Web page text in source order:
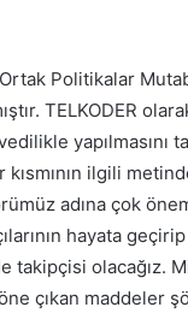
Politikalar
TELKODER
yapılmasını
ilgili
adına çok
hayata geçirip
takipçisi olacağız.
çıkan maddeler